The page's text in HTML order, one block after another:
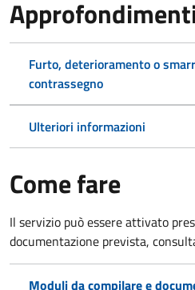
Furto, deterioramento o
contrassegno
Ulteriori informazioni
Come fare
Il servizio può essere attivato
documentazione prevista,
Moduli da compilare e